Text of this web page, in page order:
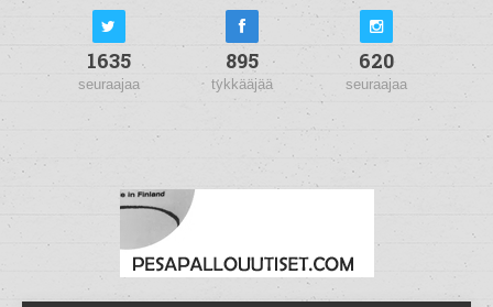
1635
seuraajaa
895
tykkääjää
620
seuraajaa